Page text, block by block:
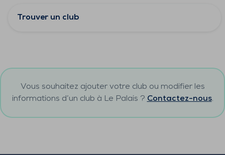
Trouver un club
Vous souhaitez ajouter votre club ou modifier les
informations d’un club à Le Palais ? Contactez-nous.